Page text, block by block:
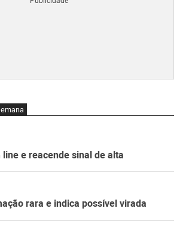
e reacende sinal de alta
rara e indica possível virada